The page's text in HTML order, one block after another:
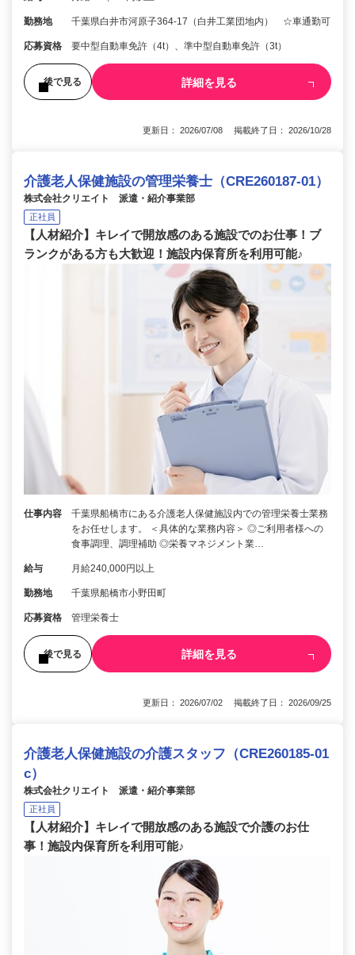
勤務地 千葉県白井市河原子364-17（白井工業団地内） ☆車通勤可
応募資格 要中型自動車免許（4t）、準中型自動車免許（3t）
後で見る 詳細を見る
更新日： 2026/07/08 掲載終了日： 2026/10/28
介護老人保健施設の管理栄養士（CRE260187-01）
株式会社クリエイト 派遣・紹介事業部
正社員
【人材紹介】キレイで開放感のある施設でのお仕事！ブ
ランクがある方も大歓迎！施設内保育所を利用可能♪
仕事内容
千葉県船橋市にある介護老人保健施設内での管理栄養士業務
をお任せします。 ＜具体的な業務内容＞ ◎ご利用者様への
食事調理、調理補助 ◎栄養マネジメント業…
給与 月給240,000円以上
勤務地 千葉県船橋市小野田町
応募資格 管理栄養士
後で見る 詳細を見る
更新日： 2026/07/02 掲載終了日： 2026/09/25
介護老人保健施設の介護スタッフ（CRE260185-01
c）
株式会社クリエイト 派遣・紹介事業部
正社員
【人材紹介】キレイで開放感のある施設で介護のお仕
事！施設内保育所を利用可能♪